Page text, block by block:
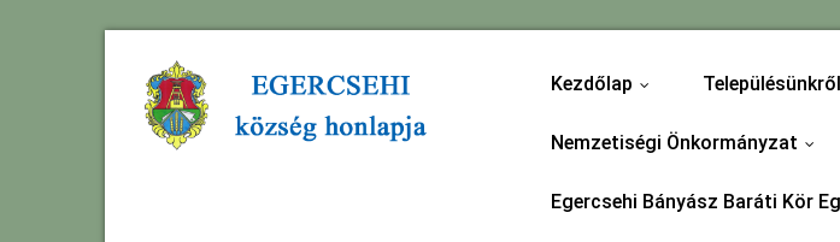
Kezdőlap Településünkről
Nemzetiségi Önkormányzat
Egercsehi Bányász Baráti Kör